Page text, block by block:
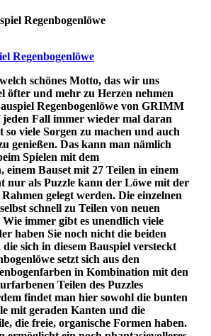
Regenbogenlöwe
schönes Motto, das wir uns
öfter und mehr zu Herzen nehmen
Regenbogenlöwe von GRIMM
jeden Fall immer wieder mal daran
viele Sorgen zu machen und auch
genießen. Das kann man nämlich
Spielen mit dem
einem Bauset mit 27 Teilen in einem
nur als Puzzle kann der Löwe mit der
gelegt werden. Die einzelnen
schnell zu Teilen von neuen
Wie immer gibt es unendlich viele
haben Sie noch nicht die beiden
sich in diesem Bauspiel versteckt
setzt sich aus den
in Kombination mit den
Teilen des Puzzles
findet man hier sowohl die bunten
mit geraden Kanten und die
die freie, organische Formen haben.